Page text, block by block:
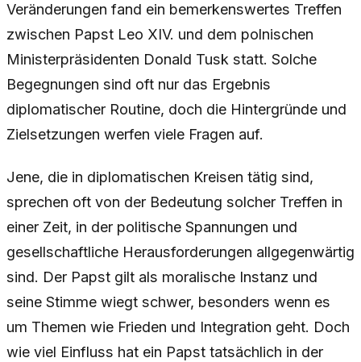
Veränderungen fand ein bemerkenswertes Treffen
zwischen Papst Leo XIV. und dem polnischen
Ministerpräsidenten Donald Tusk statt. Solche
Begegnungen sind oft nur das Ergebnis
diplomatischer Routine, doch die Hintergründe und
Zielsetzungen werfen viele Fragen auf.
Jene, die in diplomatischen Kreisen tätig sind,
sprechen oft von der Bedeutung solcher Treffen in
einer Zeit, in der politische Spannungen und
gesellschaftliche Herausforderungen allgegenwärtig
sind. Der Papst gilt als moralische Instanz und
seine Stimme wiegt schwer, besonders wenn es
um Themen wie Frieden und Integration geht. Doch
wie viel Einfluss hat ein Papst tatsächlich in der